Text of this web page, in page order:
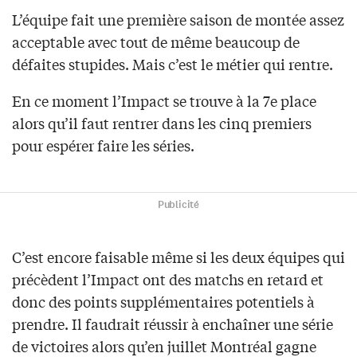
L’équipe fait une première saison de montée assez
acceptable avec tout de même beaucoup de
défaites stupides. Mais c’est le métier qui rentre.
En ce moment l’Impact se trouve à la 7e place
alors qu’il faut rentrer dans les cinq premiers
pour espérer faire les séries.
Publicité
C’est encore faisable même si les deux équipes qui
précèdent l’Impact ont des matchs en retard et
donc des points supplémentaires potentiels à
prendre. Il faudrait réussir à enchaîner une série
de victoires alors qu’en juillet Montréal gagne